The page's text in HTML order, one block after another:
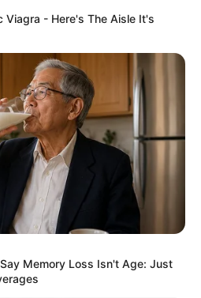
Viagra - Here's The Aisle It's
Memory Loss Isn't Age: Just